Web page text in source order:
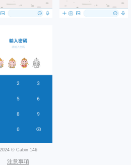
2024 © Cabin 146
注意事項